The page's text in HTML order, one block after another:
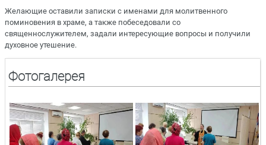
Желающие оставили записки с именами для молитвенного
поминовения в храме, а также побеседовали со
священнослужителем, задали интересующие вопросы и получили
духовное утешение.
Фотогалерея